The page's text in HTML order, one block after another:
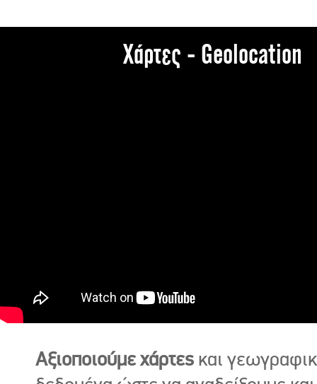
Χάρτες - Geolocation
Αξιοποιούμε χάρτες και